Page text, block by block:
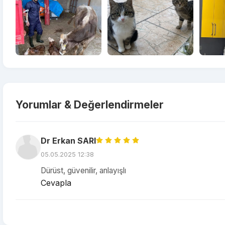
Yorumlar & Değerlendirmeler
Dr Erkan SARI
05.05.2025 12:38
Dürüst, güvenilir, anlayışlı
Cevapla